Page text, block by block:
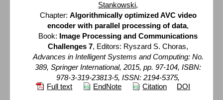
Stankowski,
Chapter: Algorithmically optimized AVC video
encoder with parallel processing of data,
Book: Image Processing and Communications
Challenges 7, Editors: Ryszard S. Choras,
Advances in Intelligent Systems and Computing: No.
389, Springer International, 2015, pp. 97-104, ISBN:
978-3-319-23813-5, ISSN: 2194-5375,
Full text
EndNote Citation DOI